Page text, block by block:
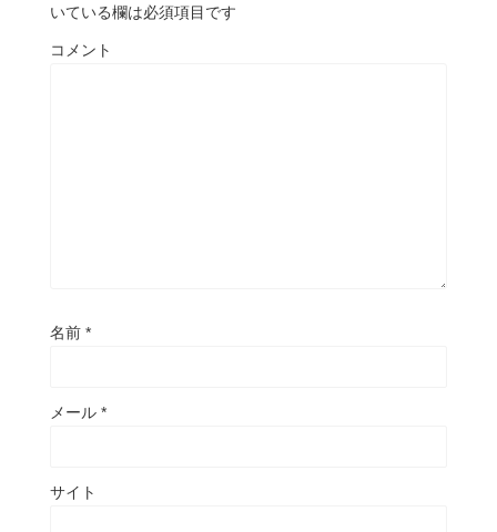
いている欄は必須項目です
コメント
名前 *
メール *
サイト